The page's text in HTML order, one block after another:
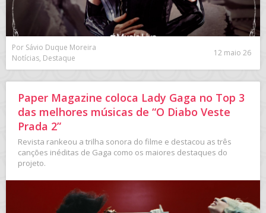
Por Sávio Duque Moreira
Notícias, Destaque
12 maio 26
Paper Magazine coloca Lady Gaga no Top 3
das melhores músicas de “O Diabo Veste
Prada 2”
Revista rankeou a trilha sonora do filme e destacou as três
canções inéditas de Gaga como os maiores destaques do
projeto.